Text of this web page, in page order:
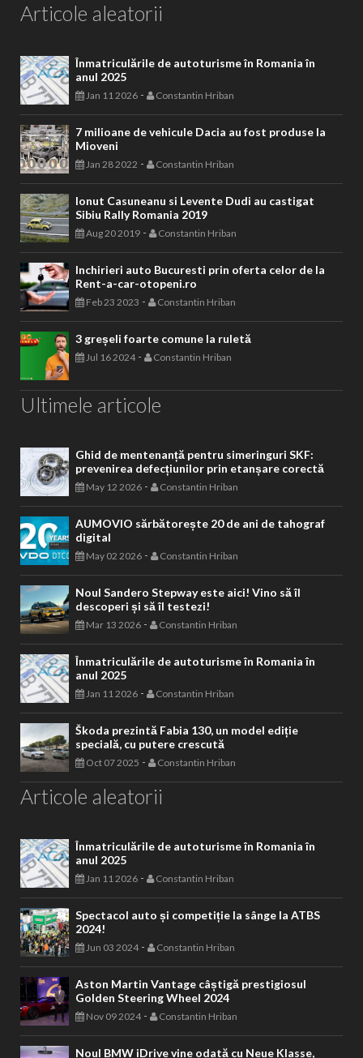
Articole aleatorii
Înmatriculările de autoturisme în Romania în
anul 2025
Jan 11 2026 - Constantin Hriban
7 milioane de vehicule Dacia au fost produse la
Mioveni
Jan 28 2022 - Constantin Hriban
Ionut Casuneanu si Levente Dudi au castigat
Sibiu Rally Romania 2019
Aug 20 2019 - Constantin Hriban
Inchirieri auto Bucuresti prin oferta celor de la
Rent-a-car-otopeni.ro
Feb 23 2023 - Constantin Hriban
3 greșeli foarte comune la ruletă
Jul 16 2024- Constantin Hriban
Ultimele articole
Ghid de mentenanță pentru simeringuri SKF:
prevenirea defecțiunilor prin etanșare corectă
May 12 2026 - Constantin Hriban
AUMOVIO sărbătorește 20 de ani de tahograf
digital
May 02 2026 - Constantin Hriban
Noul Sandero Stepway este aici! Vino să îl
descoperi și să îl testezi!
Mar 13 2026 - Constantin Hriban
Înmatriculările de autoturisme în Romania în
anul 2025
Jan 11 2026 - Constantin Hriban
Škoda prezintă Fabia 130, un model ediție
specială, cu putere crescută
Oct 07 2025 - Constantin Hriban
Articole aleatorii
Înmatriculările de autoturisme în Romania în
anul 2025
Jan 11 2026 - Constantin Hriban
Spectacol auto și competiție la sânge la ATBS
2024!
Jun 03 2024- Constantin Hriban
Aston Martin Vantage câștigă prestigiosul
Golden Steering Wheel 2024
Nov 09 2024- Constantin Hriban
Noul BMW iDrive vine odată cu Neue Klasse,